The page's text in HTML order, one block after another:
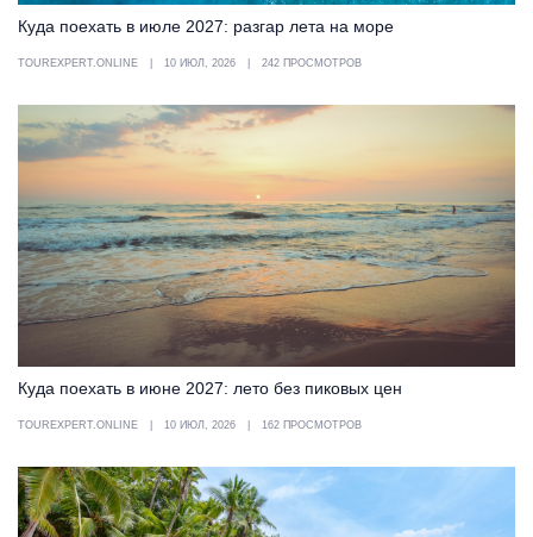
Куда поехать в июле 2027: разгар лета на море
TOUREXPERT.ONLINE 10 ИЮЛ, 2026 242 ПРОСМОТРОВ
Куда поехать в июне 2027: лето без пиковых цен
TOUREXPERT.ONLINE 10 ИЮЛ, 2026 162 ПРОСМОТРОВ